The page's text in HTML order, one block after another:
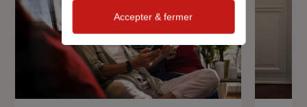
Accepter & fermer